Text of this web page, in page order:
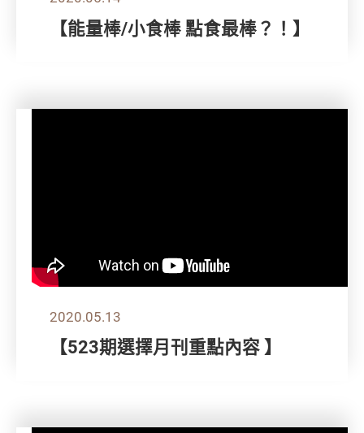
【能量棒/小食棒 點食最棒？！】
2020.05.13
【523期選擇月刊重點內容 】